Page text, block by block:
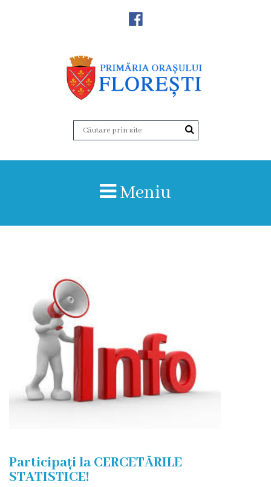
Primăria
Structura,
efectivul
limită
ale
Primăriei
Dispoziţiile
primarului
Meniu
Participați la CERCETĂRILE
STATISTICE!